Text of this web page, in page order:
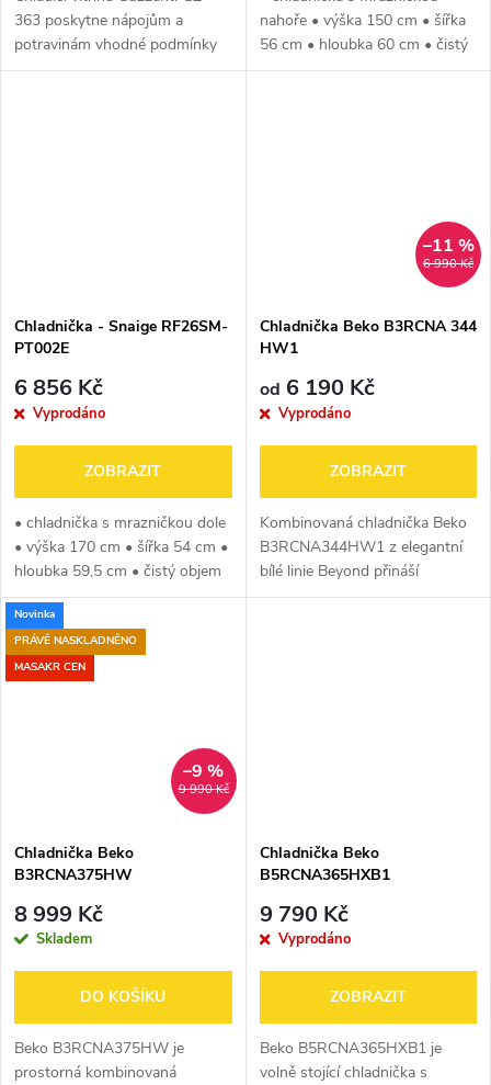
363 poskytne nápojům a
potravinám vhodné podmínky
pro skladování a zároveň jim
nahoře • výška 150 cm • šířka
56 cm • hloubka 60 cm • čistý
objem chladničky 162 litrů •
Chladnička - Snaige RF26SM-
PT002E
6 856 Kč
Vyprodáno
ZOBRAZIT
• chladnička s mrazničkou dole
• výška 170 cm • šířka 54 cm •
hloubka 59,5 cm • čistý objem
chladničky 184 litrů • čistý
objem mrazničky 84 litrů •
energetická třída E •...
6 990 Kč
–11 %
Chladnička Beko B3RCNA 344
HW1
od 6 190 Kč
Vyprodáno
ZOBRAZIT
Kombinovaná chladnička Beko
B3RCNA344HW1 z elegantní
bílé linie Beyond přináší
dokonalou rovnováhu mezi
Novinka
PRÁVĚ NASKLADNĚNO
MASAKR CEN
9 990 Kč
–9 %
Chladnička Beko
B3RCNA375HW
8 999 Kč
Skladem
DO KOŠÍKU
Beko B3RCNA375HW je
prostorná kombinovaná
Chladnička Beko
B5RCNA365HXB1
9 790 Kč
Vyprodáno
ZOBRAZIT
Beko B5RCNA365HXB1 je
volně stojící chladnička s